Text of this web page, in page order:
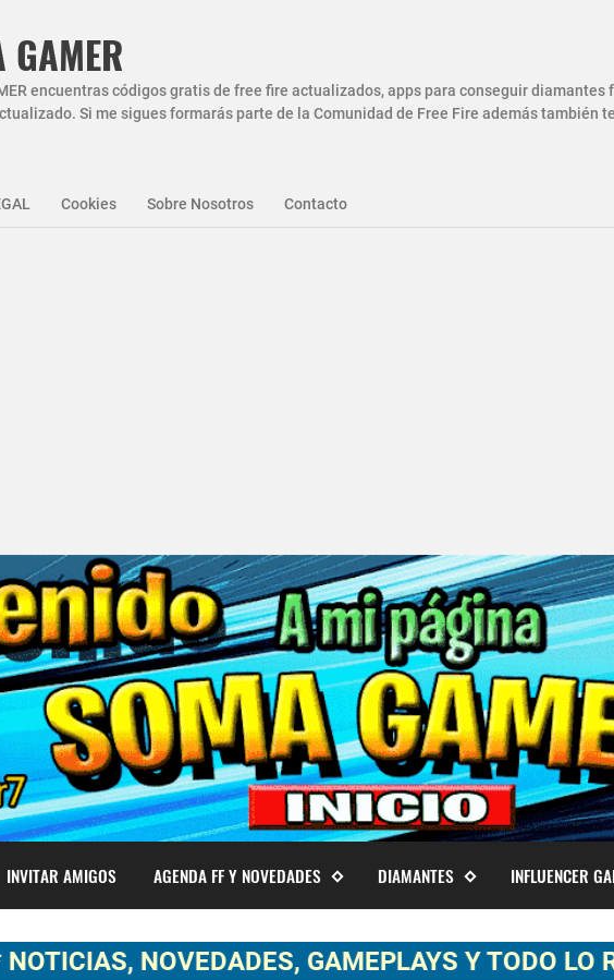
GAMER
encuentras códigos gratis de free fire actualizados, apps para conseguir diamantes
Actualizado. Si me sigues formarás parte de la Comunidad de Free Fire además
Cookies Sobre Nosotros Contacto
INVITAR AMIGOS AGENDA FF Y NOVEDADES DIAMANTES INFLUENCER
NOVEDADES, GAMEPLAYS Y TODO LO